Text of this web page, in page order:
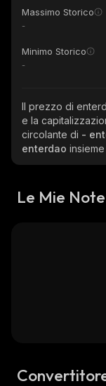
Massimo Storico
-
Minimo Storico
-
Il prezzo di
e la
circolante di -
enterdao insieme
Le Mie Note